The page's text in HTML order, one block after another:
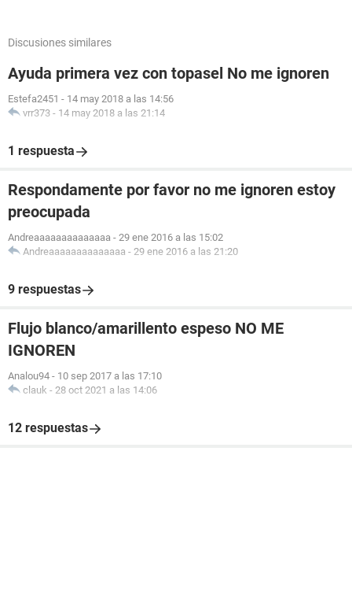
Discusiones similares
Ayuda primera vez con topasel No me ignoren
Estefa2451 - 14 may 2018 a las 14:56
vrr373 - 14 may 2018 a las 21:14
1 respuesta
Respondamente por favor no me ignoren estoy
preocupada
Andreaaaaaaaaaaaaaa - 29 ene 2016 a las 15:02
Andreaaaaaaaaaaaaaa - 29 ene 2016 a las 21:20
9 respuestas
Flujo blanco/amarillento espeso NO ME
IGNOREN
Analou94 - 10 sep 2017 a las 17:10
clauk - 28 oct 2021 a las 14:06
12 respuestas